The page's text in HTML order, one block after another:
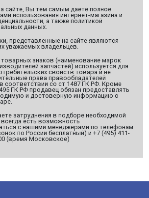
сайте, Вы тем самым даете полное
использования интернет-магазина и
а также политикой
данных.
представленные на сайте являются
уважаемых владельцев.
товарных знаков (наименование марок
запчастей) используется для
свойств товара и не
права правообладателей
соответствии со ст 1487 ГК РФ. Кроме
ГК РФ продавец обязан предоставлять
и достоверную информацию о
затруднения в подборе необходимой
всегда есть возможность
с нашими менеджерами по телефонам
по России бесплатный) и +7 (495) 411-
(время Московское)